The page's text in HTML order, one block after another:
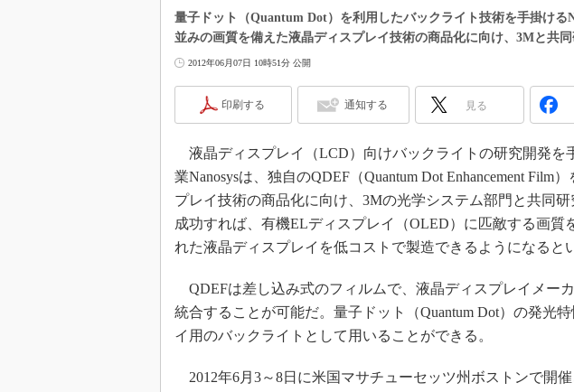
電源設計（
エレクトロ
学漂流記
世界を「数字」で回してみよう
Buzzword
この10年で起こったこと、次の10年
で起こること
製品分解で探るアジアの新トレンド
光伝送技術を知る
“異端児エンジニア”が仕掛けた社内
改革、執念の180日
イノベーションは日本を救うのか
JASA発IoT通信
IHSアナリスト「未来展望」
「英語に愛されないエンジニア」の
量子ドット（Quantum Dot）を利用したバックライト技術を手掛ける
並みの画質を備えた液晶ディスプレイ技術の商品化に向け、3Mと共同
2012年06月07日 10時51分 公開
印刷する 通知する 見る
液晶ディスプレイ（LCD）向けバックライトの研究開発を
業Nanosysは、独自のQDEF（Quantum Dot Enhancement Film
プレイ技術の商品化に向け、3Mの光学システム部門と共同
成功すれば、有機ELディスプレイ（OLED）に匹敵する画質
れた液晶ディスプレイを低コストで製造できるようになると
QDEFは差し込み式のフィルムで、液晶ディスプレイメー
統合することが可能だ。量子ドット（Quantum Dot）の発光
イ用のバックライトとして用いることができる。
2012年6月3～8日に米国マサチューセッツ州ボストンで開催